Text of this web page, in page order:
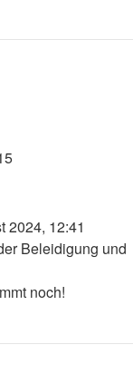
2024, 12:41
Beleidigung und
noch!